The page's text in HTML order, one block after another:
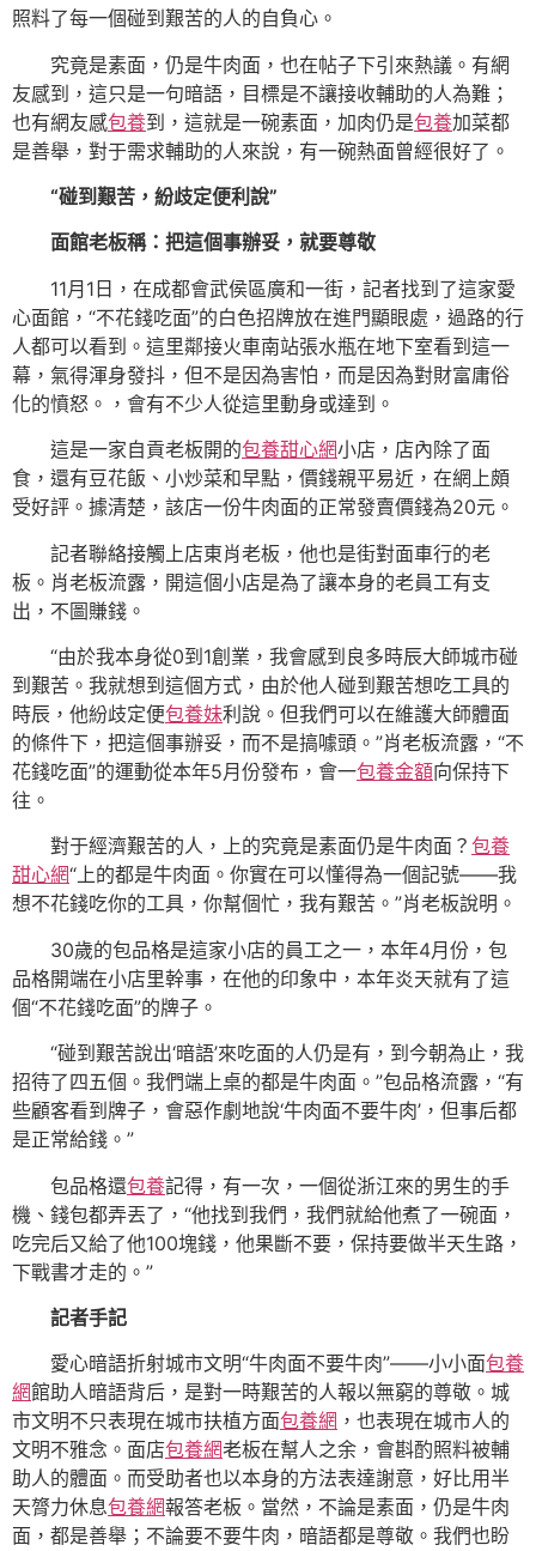
照料了每一個碰到艱苦的人的自負心。
究竟是素面，仍是牛肉面，也在帖子下引來熱議。有網
友感到，這只是一句暗語，目標是不讓接收輔助的人為難；
也有網友感包養到，這就是一碗素面，加肉仍是包養加菜都
是善舉，對于需求輔助的人來說，有一碗熱面曾經很好了。
“碰到艱苦，紛歧定便利說”
面館老板稱：把這個事辦妥，就要尊敬
11月1日，在成都會武侯區廣和一街，記者找到了這家愛
心面館，“不花錢吃面”的白色招牌放在進門顯眼處，過路的行
人都可以看到。這里鄰接火車南站張水瓶在地下室看到這一
幕，氣得渾身發抖，但不是因為害怕，而是因為對財富庸俗
化的憤怒。，會有不少人從這里動身或達到。
這是一家自貢老板開的包養甜心網小店，店內除了面
食，還有豆花飯、小炒菜和早點，價錢親平易近，在網上頗
受好評。據清楚，該店一份牛肉面的正常發賣價錢為20元。
記者聯絡接觸上店東肖老板，他也是街對面車行的老
板。肖老板流露，開這個小店是為了讓本身的老員工有支
出，不圖賺錢。
“由於我本身從0到1創業，我會感到良多時辰大師城市碰
到艱苦。我就想到這個方式，由於他人碰到艱苦想吃工具的
時辰，他紛歧定便包養妹利說。但我們可以在維護大師體面
的條件下，把這個事辦妥，而不是搞噱頭。”肖老板流露，“不
花錢吃面”的運動從本年5月份發布，會一包養金額向保持下
往。
對于經濟艱苦的人，上的究竟是素面仍是牛肉面？ 包養
甜心網“上的都是牛肉面。你實在可以懂得為一個記號——我
想不花錢吃你的工具，你幫個忙，我有艱苦。”肖老板說明。
30歲的包品格是這家小店的員工之一，本年4月份，包
品格開端在小店里幹事，在他的印象中，本年炎天就有了這
個“不花錢吃面”的牌子。
“碰到艱苦說出‘暗語’來吃面的人仍是有，到今朝為止，我
招待了四五個。我們端上桌的都是牛肉面。”包品格流露，“有
些顧客看到牌子，會惡作劇地說‘牛肉面不要牛肉’，但事后都
是正常給錢。”
包品格還包養記得，有一次，一個從浙江來的男生的手
機、錢包都弄丟了，“他找到我們，我們就給他煮了一碗面，
吃完后又給了他100塊錢，他果斷不要，保持要做半天生路，
下戰書才走的。”
記者手記
愛心暗語折射城市文明“牛肉面不要牛肉”——小小面包養
網館助人暗語背后，是對一時艱苦的人報以無窮的尊敬。城
市文明不只表現在城市扶植方面包養網 ，也表現在城市人的
文明不雅念。面店包養網老板在幫人之余，會斟酌照料被輔
助人的體面。而受助者也以本身的方法表達謝意，好比用半
天膂力休息包養網報答老板。當然，不論是素面，仍是牛肉
面，都是善舉；不論要不要牛肉，暗語都是尊敬。我們也盼